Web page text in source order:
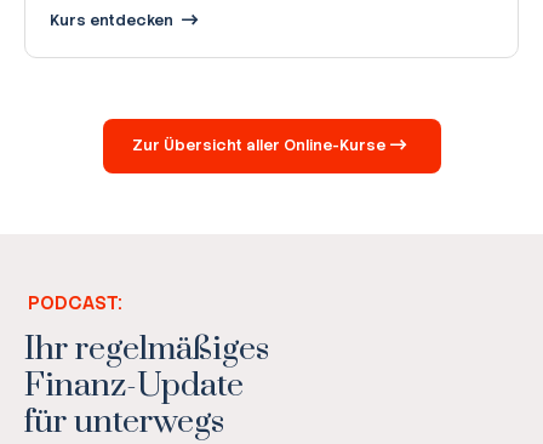
Kurs entdecken
Zur Übersicht aller Online-Kurse
PODCAST:
Ihr regelmäßiges
Finanz-Update
für unterwegs